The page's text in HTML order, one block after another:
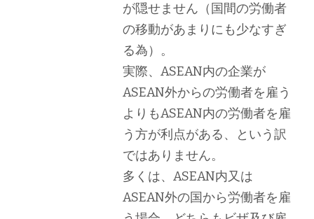
が隠せません（国間の労働者
の移動があまりにも少なすぎ
る為）。
実際、ASEAN内の企業が
ASEAN外からの労働者を雇う
よりもASEAN内の労働者を雇
う方が利点がある、という訳
ではありません。
多くは、ASEAN内又は
ASEAN外の国から労働者を雇